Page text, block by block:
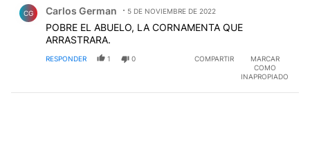
CG Carlos German 5 DE NOVIEMBRE DE 2022
POBRE EL ABUELO, LA CORNAMENTA QUE
ARRASTRARA.
RESPONDER 1 0 COMPARTIR
MARCAR
COMO
INAPROPIADO